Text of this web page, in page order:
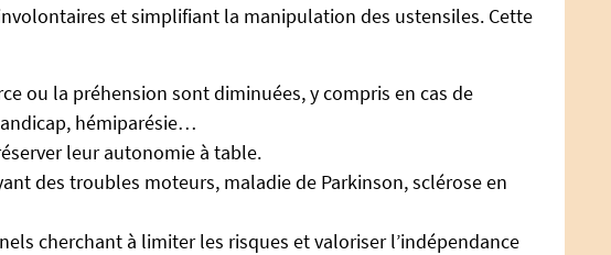
et simplifiant la manipulation des ustensiles. Cette
ou la préhension sont diminuées, y compris en cas de
hémiparésie…
leur autonomie à table.
des troubles moteurs, maladie de Parkinson, sclérose en
cherchant à limiter les risques et valoriser l’indépendance